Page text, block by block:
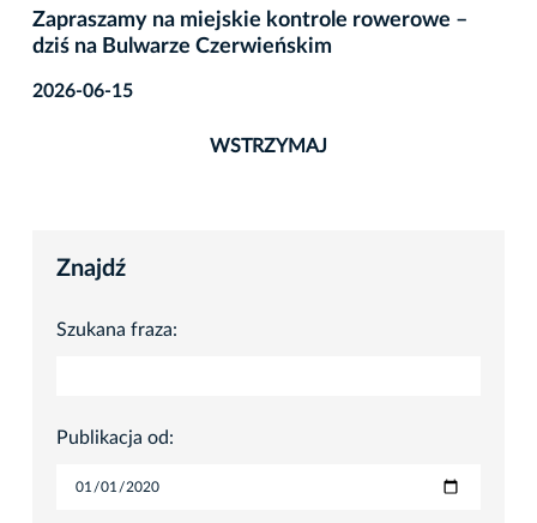
Zapraszamy na miejskie kontrole rowerowe –
dziś na Bulwarze Czerwieńskim
2026-06-15
WSTRZYMAJ
Znajdź
Szukana fraza:
Publikacja od: